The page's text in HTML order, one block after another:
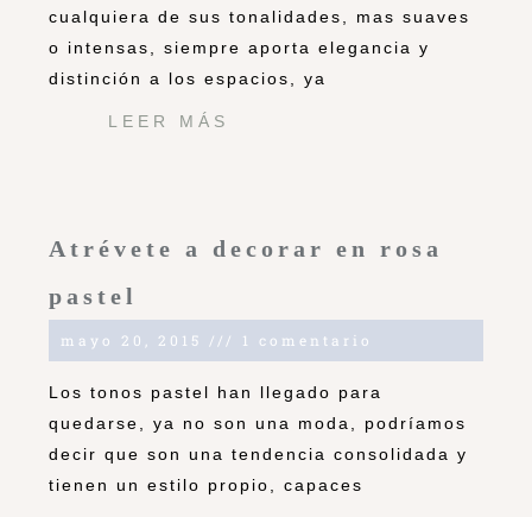
cualquiera de sus tonalidades, mas suaves
o intensas, siempre aporta elegancia y
distinción a los espacios, ya
LEER MÁS
Atrévete a decorar en rosa
pastel
mayo 20, 2015 1 comentario
Los tonos pastel han llegado para
quedarse, ya no son una moda, podríamos
decir que son una tendencia consolidada y
tienen un estilo propio, capaces